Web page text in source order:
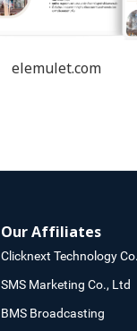
elemulet.com
Our Affiliates
Clicknext Technology
SMS Marketing Co., Ltd
BMS Broadcasting